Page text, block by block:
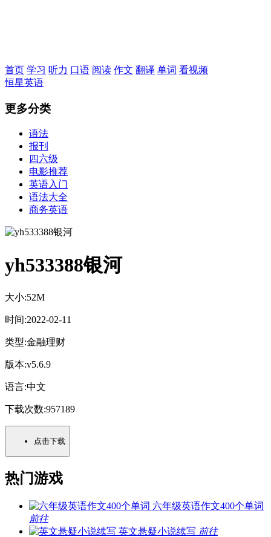
首页 学习 听力 口语 阅读 作文 翻译 单词 看视频
恒星英语
更多分类
语法
报刊
四六级
电影推荐
英语入门
语法大全
商务英语
yh533388银河
大小:52M
时间:2022-02-11
类型:金融理财
版本:v5.6.9
语言:中文
下载次数:957189
点击下载
热门游戏
六年级英语作文400个单词
前往
英文悬疑小说续写 前往